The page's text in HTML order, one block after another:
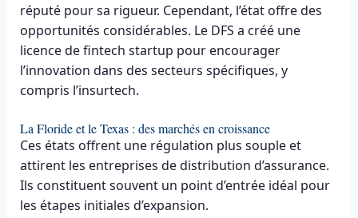
réputé pour sa rigueur. Cependant, l’état offre des
opportunités considérables. Le DFS a créé une
licence de fintech startup pour encourager
l’innovation dans des secteurs spécifiques, y
compris l’insurtech.
La Floride et le Texas : des marchés en croissance
Ces états offrent une régulation plus souple et
attirent les entreprises de distribution d’assurance.
Ils constituent souvent un point d’entrée idéal pour
les étapes initiales d’expansion.